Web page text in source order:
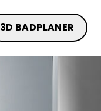
3D BADPLANER